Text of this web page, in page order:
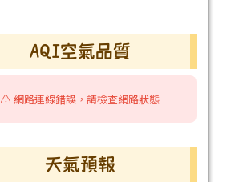
AQI空氣品質
⚠️ 網路連線錯誤，請檢查網路狀態
天氣預報